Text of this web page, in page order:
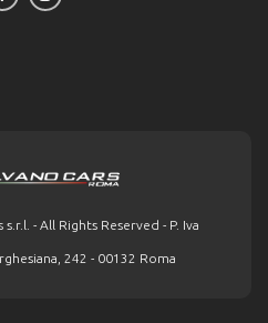
- All Rights Reserved - P. Iva
242 - 00132 Roma